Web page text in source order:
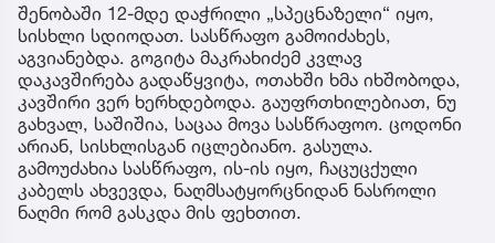
შენობაში 12-მდე დაჭრილი „სპეცნაზელი“ იყო,
სისხლი სდიოდათ. სასწრაფო გამოიძახეს,
აგვიანებდა. გოგიტა მაკრახიძემ კვლავ
დაკავშირება გადაწყვიტა, ოთახში ხმა იხშობოდა,
კავშირი ვერ ხერხდებოდა. გაუფრთხილებიათ, ნუ
გახვალ, საშიშია, საცაა მოვა სასწრაფოო. ცოდონი
არიან, სისხლისგან იცლებიანო. გასულა.
გამოუძახია სასწრაფო, ის-ის იყო, ჩაცუცქული
კაბელს ახვევდა, ნაღმსატყორცნიდან ნასროლი
ნაღმი რომ გასკდა მის ფეხთით.